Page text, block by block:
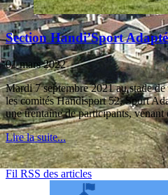
Section Handi’Sport
01 mars 2022
Mardi 7 septembre 2021 au stade
les comités Handisport 52, Sport
une trentaine de participants, venant
Lire la suite...
Fil RSS des articles